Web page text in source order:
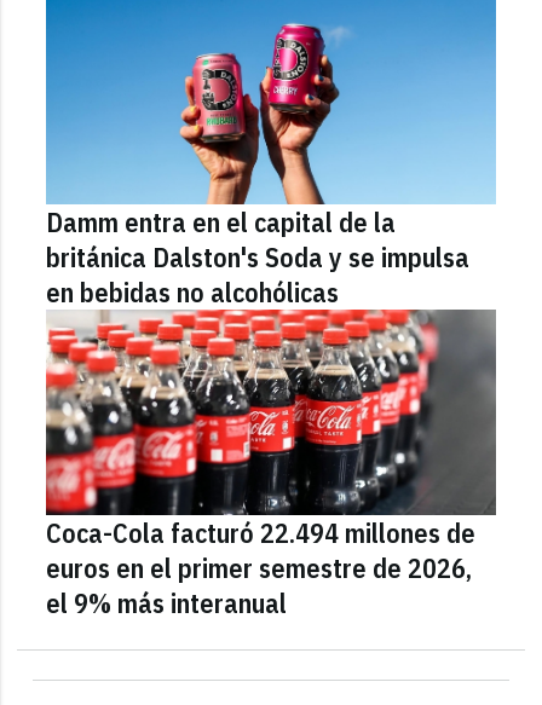
Damm entra en el capital de la
británica Dalston's Soda y se impulsa
en bebidas no alcohólicas
Coca-Cola facturó 22.494 millones de
euros en el primer semestre de 2026,
el 9% más interanual